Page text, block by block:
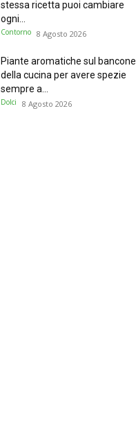
stessa ricetta puoi cambiare
ogni...
Contorno 8 Agosto 2026
Piante aromatiche sul bancone
della cucina per avere spezie
sempre a...
Dolci 8 Agosto 2026